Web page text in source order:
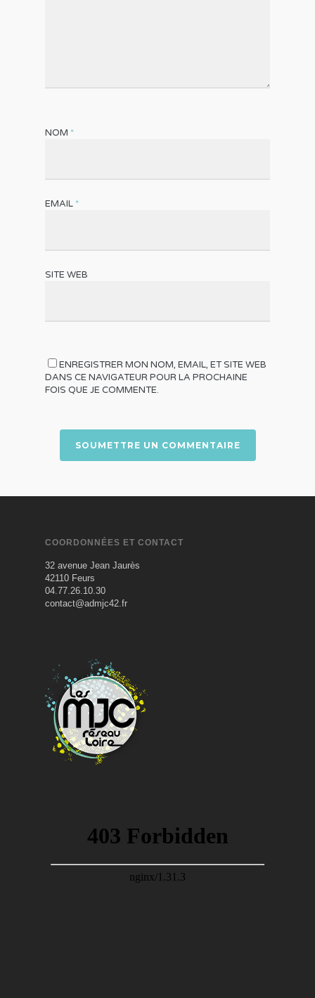
NOM *
EMAIL *
SITE WEB
ENREGISTRER MON NOM, EMAIL, ET SITE WEB
DANS CE NAVIGATEUR POUR LA PROCHAINE
FOIS QUE JE COMMENTE.
COORDONNÉES ET CONTACT
32 avenue Jean Jaurès
42110 Feurs
04.77.26.10.30
contact@admjc42.fr